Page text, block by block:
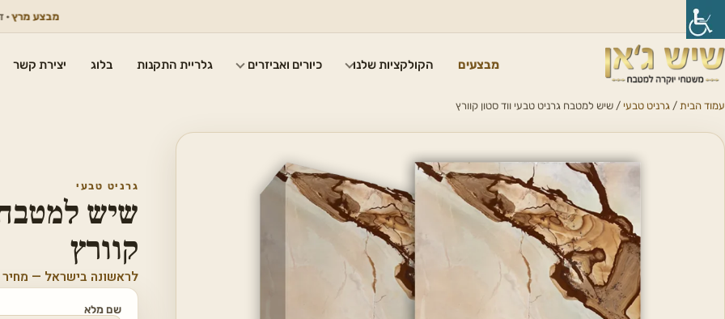
מבצע מרץ· דגמים
מבצעים הקולקציות שלנו כיורים ואביזרים גלריית התקנות בלוג יצירת קשר
עמוד הבית / גרניט טבעי / שיש למטבח גרניט טבעי ווד סטון קוורץ
גרניט טבעי
שיש למטבח
קוורץ
לראשונה בישראל —
שם מלא